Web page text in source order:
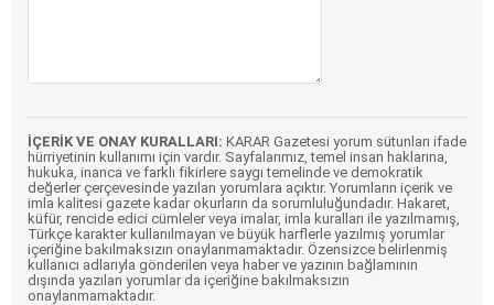
İÇERİK VE ONAY KURALLARI: KARAR Gazetesi yorum sütunları ifade
hürriyetinin kullanımı için vardır. Sayfalarımız, temel insan haklarına,
hukuka, inanca ve farklı fikirlere saygı temelinde ve demokratik
değerler çerçevesinde yazılan yorumlara açıktır. Yorumların içerik ve
imla kalitesi gazete kadar okurların da sorumluluğundadır. Hakaret,
küfür, rencide edici cümleler veya imalar, imla kuralları ile yazılmamış,
Türkçe karakter kullanılmayan ve büyük harflerle yazılmış yorumlar
içeriğine bakılmaksızın onaylanmamaktadır. Özensizce belirlenmiş
kullanıcı adlarıyla gönderilen veya haber ve yazının bağlamının
dışında yazılan yorumlar da içeriğine bakılmaksızın
onaylanmamaktadır.